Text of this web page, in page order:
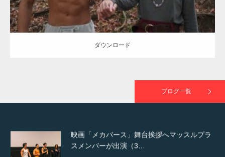
ダウンロード
ブログ一覧
NHK「所さん！事件ですよ」に取材されまし
た（6/8放送）
スメンバーが出演（3…